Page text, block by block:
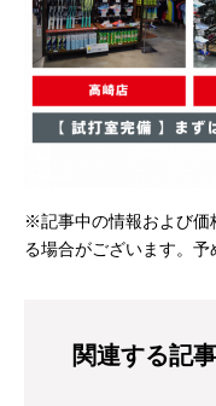
※記事中の情報および価
る場合がございます。予
関連する記事